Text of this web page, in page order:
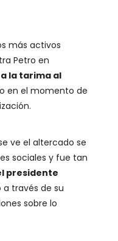
más activos
Petro en
la tarima al
en el momento de
ve el altercado se
sociales y fue tan
presidente
a través de su
sobre lo